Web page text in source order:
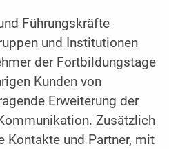
Führungskräfte
und Institutionen
der Fortbildungstage
Kunden von
Erweiterung der
Zusätzlich
Kontakte und Partner, mit